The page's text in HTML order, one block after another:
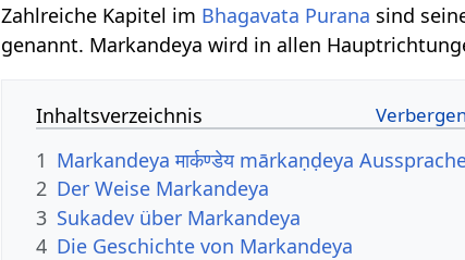
Zahlreiche Kapitel im Bhagavata Purana sind
genannt. Markandeya wird in allen
Inhaltsverzeichnis
1 Markandeya मार्कण्डेय mārkaṇḍeya
2 Der Weise Markandeya
3 Sukadev über Markandeya
4 Die Geschichte von Markandeya